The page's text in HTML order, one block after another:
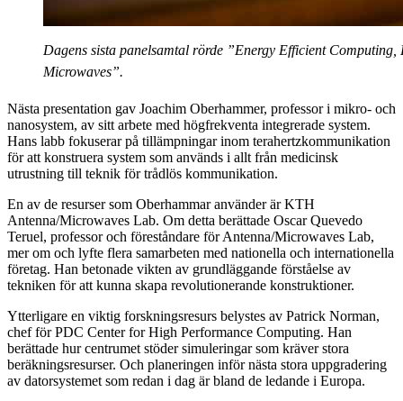
Dagens sista panelsamtal rörde ”Energy Efficient Computing,
Microwaves”.
Nästa presentation gav Joachim Oberhammer, professor i mikro- och
nanosystem, av sitt arbete med högfrekventa integrerade system.
Hans labb fokuserar på tillämpningar inom terahertzkommunikation
för att konstruera system som används i allt från medicinsk
utrustning till teknik för trådlös kommunikation.
En av de resurser som Oberhammar använder är KTH
Antenna/Microwaves Lab. Om detta berättade Oscar Quevedo
Teruel, professor och föreståndare för Antenna/Microwaves Lab,
mer om och lyfte flera samarbeten med nationella och internationella
företag. Han betonade vikten av grundläggande förståelse av
tekniken för att kunna skapa revolutionerande konstruktioner.
Ytterligare en viktig forskningsresurs belystes av Patrick Norman,
chef för PDC Center for High Performance Computing. Han
berättade hur centrumet stöder simuleringar som kräver stora
beräkningsresurser. Och planeringen inför nästa stora uppgradering
av datorsystemet som redan i dag är bland de ledande i Europa.